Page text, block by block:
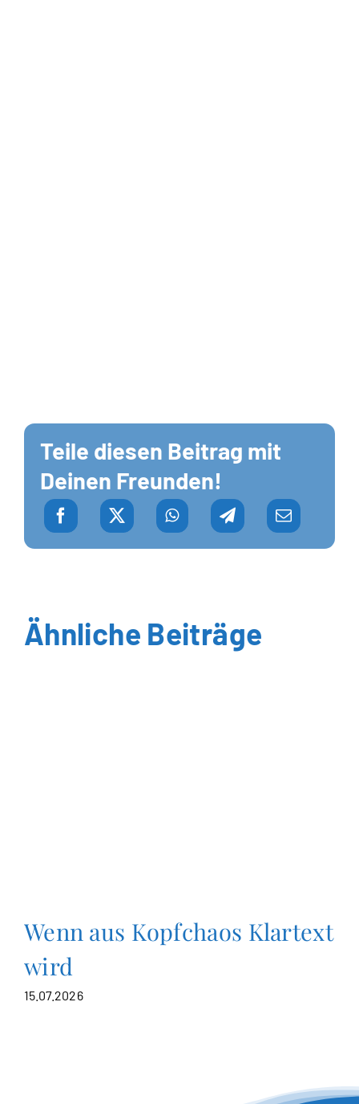
Teile diesen Beitrag mit
Deinen Freunden!
Ähnliche Beiträge
Wenn aus Kopfchaos Klartext
wird
15.07.2026